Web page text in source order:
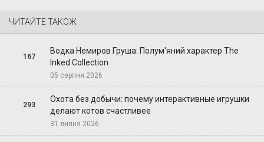
ЧИТАЙТЕ ТАКОЖ
167
Водка Немиров Груша: Полум'яний характер The
Inked Collection
05 серпня 2026
293
Охота без добычи: почему интерактивные игрушки
делают котов счастливее
31 липня 2026